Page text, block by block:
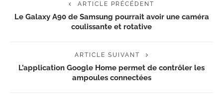
ARTICLE PRÉCÉDENT
Le Galaxy A90 de Samsung pourrait avoir une caméra
coulissante et rotative
ARTICLE SUIVANT
L’application Google Home permet de contrôler les
ampoules connectées